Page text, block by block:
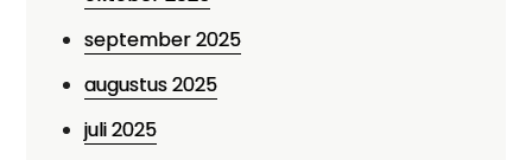
september 2025
augustus 2025
juli 2025